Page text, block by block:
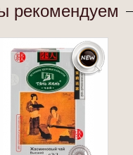
рекомендуем